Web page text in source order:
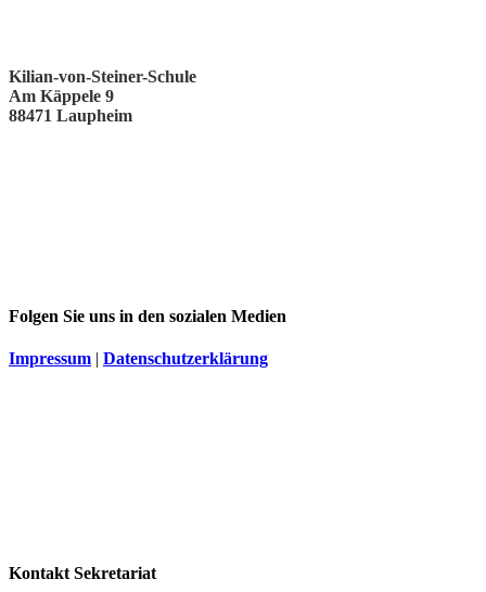
Kilian-von-Steiner-Schule
Am Käppele 9
88471 Laupheim
Folgen Sie uns in den sozialen Medien
Impressum | Datenschutzerklärung
Kontakt Sekretariat